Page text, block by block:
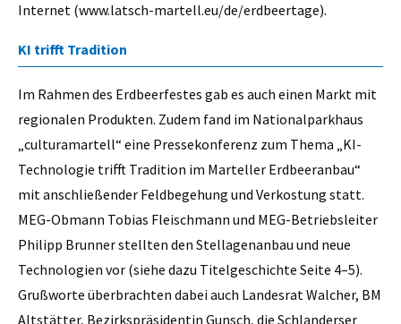
Internet (www.latsch-martell.eu/de/erdbeertage).
KI trifft Tradition
Im Rahmen des Erdbeerfestes gab es auch einen Markt mit
regionalen Produkten. Zudem fand im Nationalparkhaus
„culturamartell“ eine Pressekonferenz zum Thema „KI-
Technologie trifft Tradition im Marteller Erdbeeranbau“
mit anschließender Feldbegehung und Verkostung statt.
MEG-Obmann Tobias Fleischmann und MEG-Betriebsleiter
Philipp Brunner stellten den Stellagenanbau und neue
Technologien vor (siehe dazu Titelgeschichte Seite 4–5).
Grußworte überbrachten dabei auch Landesrat Walcher, BM
Altstätter, Bezirkspräsidentin Gunsch, die Schlanderser